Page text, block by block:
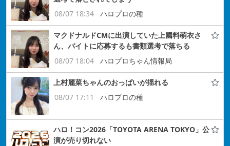
08/07 18:34
ハロプロの種
マクドナルドCMに出演していた上國料萌衣さ
ん、バイトに応募するも書類選考で落ちる
08/07 18:04
ハロプロちゃん情報局
上村麗菜ちゃんのおっぱいが揺れる
08/07 17:11
ハロプロの種
ハロ！コン2026「TOYOTA ARENA TOKYO」公
演が売り切れない